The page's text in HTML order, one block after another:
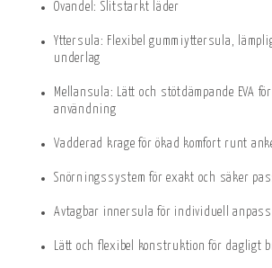
Ovandel: Slitstarkt läder
Yttersula: Flexibel gummiyttersula,
underlag
Mellansula: Lätt och stötdämpande EVA
användning
Vadderad krage för ökad komfort runt
Snörningssystem för exakt och säker
Avtagbar innersula för individuell
Lätt och flexibel konstruktion för dagligt